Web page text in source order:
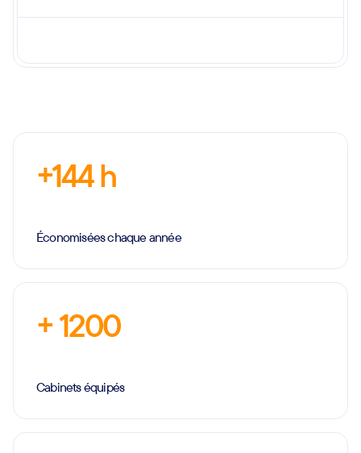
+144 h
Économisées chaque année
+ 1200
Cabinets équipés